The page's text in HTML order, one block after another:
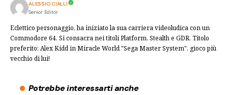
ALESSIO CIALLI
Senior Editor
Eclettico personaggio, ha iniziato la sua carriera videoludica con un
Commodore 64. Si consacra nei titoli Platform, Stealth e GDR. Titolo
preferito: Alex Kidd in Miracle World "Sega Master System", gioco più
vecchio di lui!
Potrebbe interessarti anche